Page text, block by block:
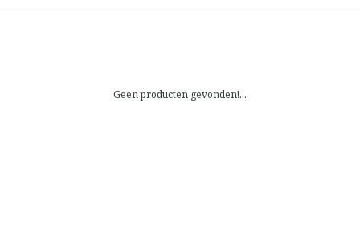
Geen producten gevonden!...